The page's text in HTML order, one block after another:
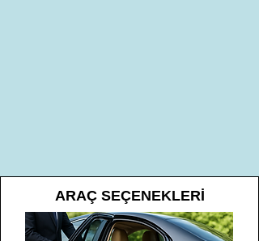
ARAÇ SEÇENEKLERİ